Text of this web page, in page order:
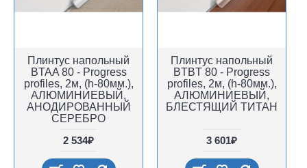
Плинтус напольный
BTAA 80 - Progress
profiles, 2м, (h-80мм.),
АЛЮМИНИЕВЫЙ,
АНОДИРОВАННЫЙ
СЕРЕБРО
2 534₽
Плинтус напольный
BTBT 80 - Progress
profiles, 2м, (h-80мм.),
АЛЮМИНИЕВЫЙ,
БЛЕСТЯЩИЙ ТИТАН
3 601₽